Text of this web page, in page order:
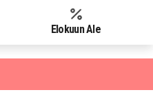
Elokuun Ale